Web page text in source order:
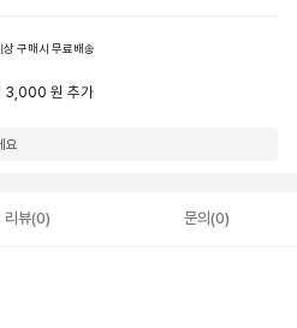
상 구매시 무료배송
3,000 원 추가
요
리뷰(0) 문의(0)